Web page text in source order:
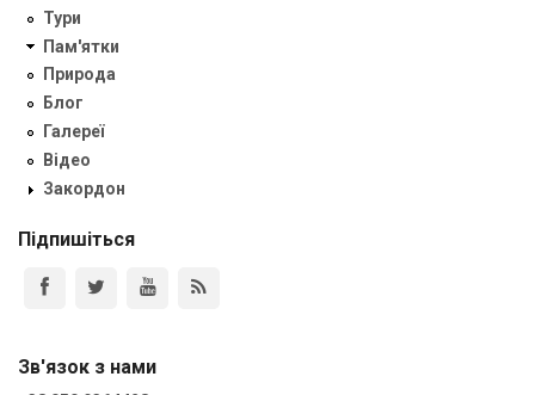
Тури
Пам'ятки
Природа
Блог
Галереї
Відео
Закордон
Підпишіться
Зв'язок з нами